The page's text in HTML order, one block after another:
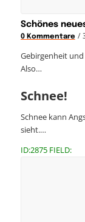
Schönes
0 Kommentare /
Gebirgenheit
Also…
Schnee!
Schnee kann
sieht.…
ID:2875 FIELD: